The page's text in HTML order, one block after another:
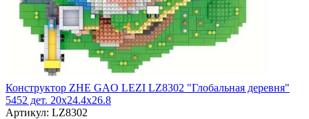
Конструктор ZHE GAO LEZI LZ8302 "Глобальная деревня"
5452 дет. 20x24.4x26.8
Артикул: LZ8302